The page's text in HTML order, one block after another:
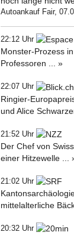
Autoankauf Fair,
22:12 Uhr
Monster-Prozess
Professoren ... »
22:07 Uhr
Ringier-
und Alice
21:52 Uhr
Der Chef von
einer Hitzewelle ...
21:02 Uhr
mittelalterliche
20:32 Uhr